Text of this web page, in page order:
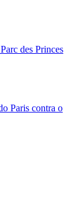
des Princes
Paris contra o